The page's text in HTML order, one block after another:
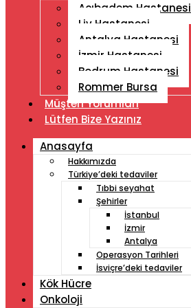
Acıbadem Hastanesi
Liv Hastanesi
Antalya Hastanesi
İzmir Hastanesi
Bodrum Hastanesi
Rommer Bursa
Müşteri Yorumları
Lütfen Bize Yazınız
Anasayfa
Hakkımızda
Türkiye’deki tedaviler
Tıbbi seyahat
Şehirler
İstanbul
İzmir
Antalya
Operasyon Tarihleri
İsviçre’deki tedaviler
Kök Hücre
Onkoloji